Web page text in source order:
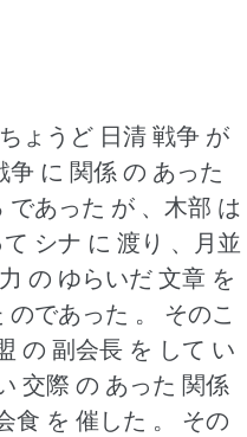
ょうど 日清 戦争 が
に 関係 の あった
あった が 、木部 は
シナ に 渡り 、月並
の ゆらいだ 文章 を
であった 。
そのこ
の 副会長 を して い
交際 の あった 関係
を 催した 。
その